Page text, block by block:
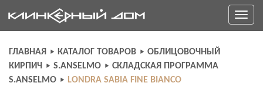
to
content
Toggle
ГЛАВНАЯ КАТАЛОГ ТОВАРОВ
ОБЛИЦОВОЧНЫЙ
КИРПИЧ
S.ANSELMO
СКЛАДСКАЯ ПРОГРАММА
S.ANSELMO
LONDRA SABIA FINE BIANCO